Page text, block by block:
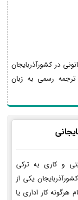
در کشورآذربایجان
ترجمه رسمی به زبان
و کاری به ترکی
یکی از
کار اداری یا